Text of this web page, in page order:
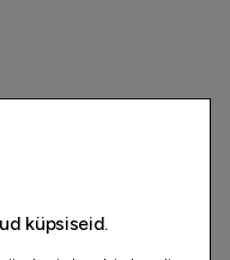
küpsiseid.